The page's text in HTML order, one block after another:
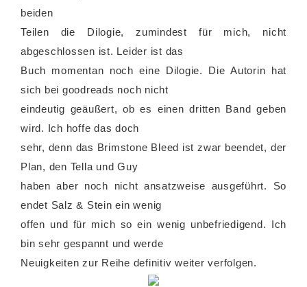
beiden
Teilen die Dilogie, zumindest für mich, nicht
abgeschlossen ist. Leider ist das
Buch momentan noch eine Dilogie. Die Autorin hat
sich bei goodreads noch nicht
eindeutig geäußert, ob es einen dritten Band geben
wird. Ich hoffe das doch
sehr, denn das Brimstone Bleed ist zwar beendet, der
Plan, den Tella und Guy
haben aber noch nicht ansatzweise ausgeführt. So
endet Salz & Stein ein wenig
offen und für mich so ein wenig unbefriedigend. Ich
bin sehr gespannt und werde
Neuigkeiten zur Reihe definitiv weiter verfolgen.